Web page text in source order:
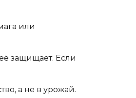
или
защищает. Если
а не в урожай.